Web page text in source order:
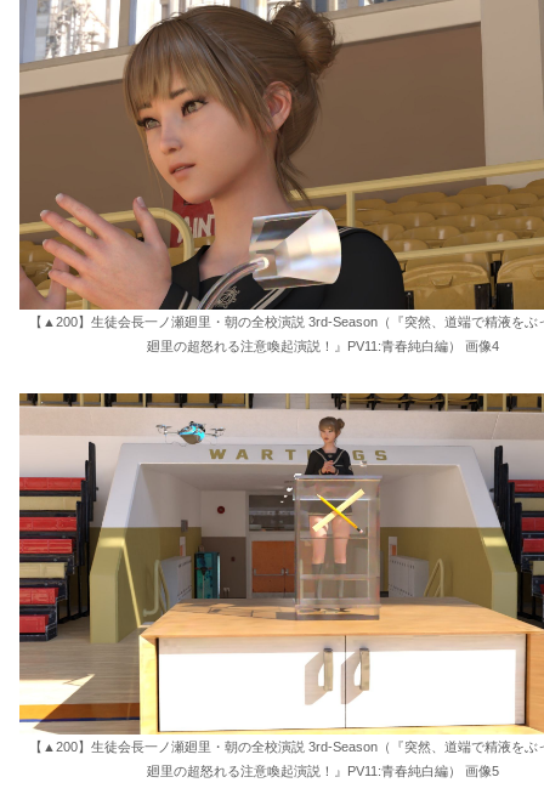
【▲200】生徒会長一ノ瀬廻里・朝の全校演説 3rd-Season（『突然、道端で精液をぶ
廻里の超怒れる注意喚起演説！』PV11:青春純白編） 画像4
【▲200】生徒会長一ノ瀬廻里・朝の全校演説 3rd-Season（『突然、道端で精液をぶ
廻里の超怒れる注意喚起演説！』PV11:青春純白編） 画像5